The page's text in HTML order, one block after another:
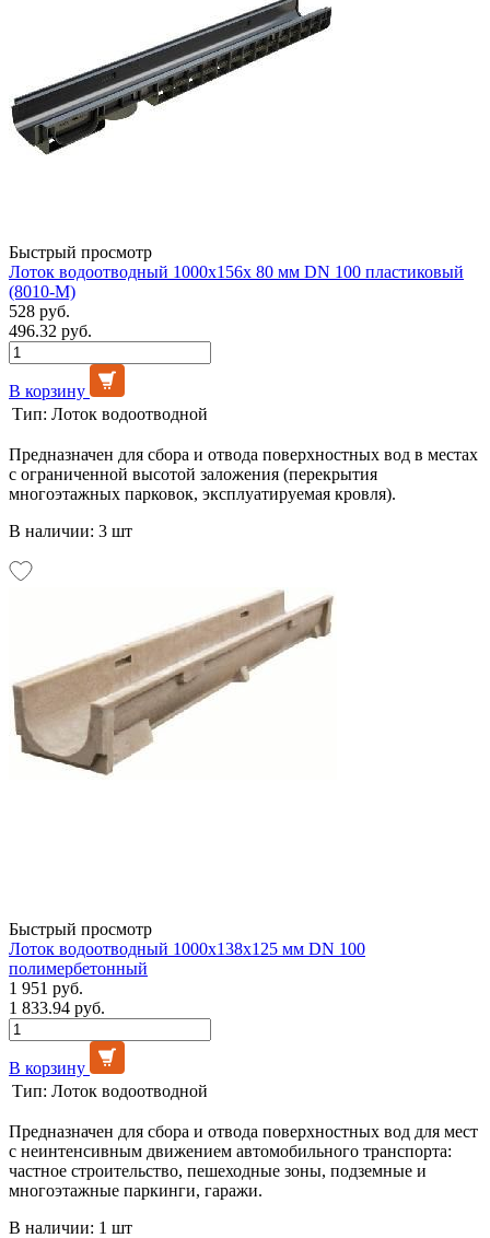
Быстрый просмотр
Лоток водоотводный 1000х156х 80 мм DN 100 пластиковый
(8010-М)
528 руб.
496.32 руб.
В корзину
Тип: Лоток водоотводной
Предназначен для сбора и отвода поверхностных вод в местах
с ограниченной высотой заложения (перекрытия
многоэтажных парковок, эксплуатируемая кровля).
В наличии: 3 шт
Быстрый просмотр
Лоток водоотводный 1000х138х125 мм DN 100
полимербетонный
1 951 руб.
1 833.94 руб.
В корзину
Тип: Лоток водоотводной
Предназначен для сбора и отвода поверхностных вод для мест
с неинтенсивным движением автомобильного транспорта:
частное строительство, пешеходные зоны, подземные и
многоэтажные паркинги, гаражи.
В наличии: 1 шт